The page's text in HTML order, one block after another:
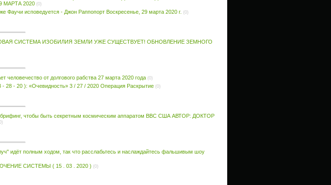
2020 (0)
Фаучи исповедуется - Джон Раппопорт Воскресенье, 29 марта 2020 г. (0)
СИСТЕМА ИЗОБИЛИЯ ЗЕМЛИ УЖЕ СУЩЕСТВУЕТ! ОБНОВЛЕНИЕ ЗЕМНОГО
человечество от долгового рабства 27 марта 2020 года (0)
- 28 - 20 ): «Очевидность» 3 / 27 / 2020 Операция Раскрытие (0)
брифинг, чтобы быть секретным космическим аппаратом ВВС США АВТОР: ДОКТОР
идёт полным ходом, так что расслабьтесь и наслаждайтесь фальшивым шоу
СИСТЕМЫ ( 15 . 03 . 2020 ) (0)